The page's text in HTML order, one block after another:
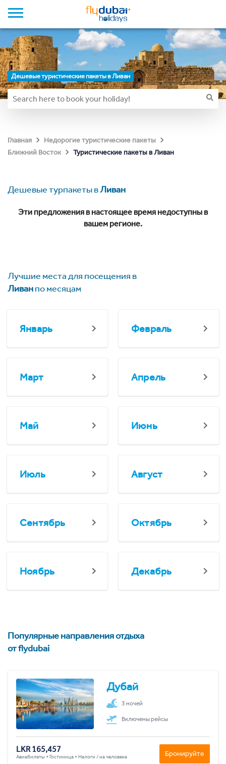
Дешевые туристические пакеты в Ливан
Главная
Недорогие туристические пакеты
Ближний Восток
Туристические пакеты в Ливан
Дешевые турпакеты вЛиван
Эти предложения в настоящее время недоступны в
вашем регионе.
Лучшие места для посещения в
Ливанпо месяцам
Январь Февраль
Март Апрель
Май Июнь
Июль Август
Сентябрь Октябрь
Ноябрь Декабрь
Популярные направления отдыха
от flydubai
Дубай
3 ночей
Включены рейсы
LKR 165,457
Авиабилеты + Гостиница + Налоги / на человека Бронируйте